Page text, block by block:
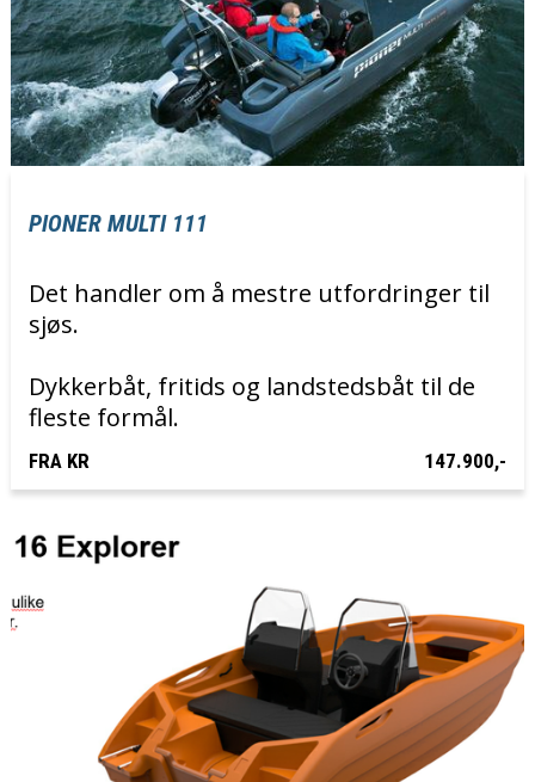
PIONER MULTI 111
Det handler om å mestre utfordringer til
sjøs.
Dykkerbåt, fritids og landstedsbåt til de
fleste formål.
FRA KR 147.900,-